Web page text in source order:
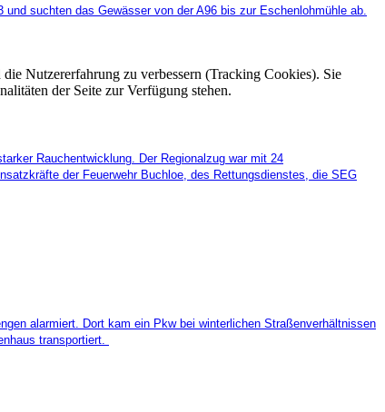
und suchten das Gewässer von der A96 bis zur Eschenlohmühle ab.
Rauchentwicklung. Der Regionalzug war mit 24
der Feuerwehr Buchloe, des Rettungsdienstes, die SEG
alarmiert. Dort kam ein Pkw bei winterlichen Straßenverhältnissen
transportiert.
Nutzererfahrung zu verbessern (Tracking Cookies). Sie
der Seite zur Verfügung stehen.